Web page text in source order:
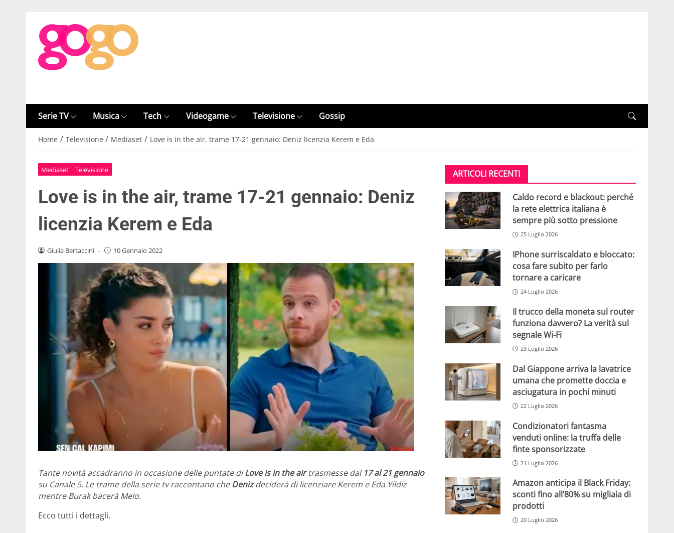
Serie TV Musica Tech Videogame Televisione Gossip
Home / Televisione / Mediaset / Love is in the air, trame 17-21 gennaio: Deniz licenzia Kerem e Eda
Mediaset Televisione
Love is in the air, trame 17-21 gennaio: Deniz
licenzia Kerem e Eda
Giulia Bertaccini - 10 Gennaio 2022
Tante novità accadranno in occasione delle puntate diLove is in the airtrasmesse dal 17 al 21 gennaio
su Canale 5. Le trame della serie tv raccontano cheDenizdeciderà di licenziare Kerem e Eda Yildiz
mentre Burak bacerà Melo.
Ecco tutti i dettagli.
ARTICOLI RECENTI
Caldo record e blackout: perché
la rete elettrica italiana è
sempre più sotto pressione
25 Luglio 2026
IPhone surriscaldato e bloccato:
cosa fare subito per farlo
tornare a caricare
24 Luglio 2026
Il trucco della moneta sul router
funziona davvero? La verità sul
segnale Wi-Fi
23 Luglio 2026
Dal Giappone arriva la lavatrice
umana che promette doccia e
asciugatura in pochi minuti
22 Luglio 2026
Condizionatori fantasma
venduti online: la truffa delle
finte sponsorizzate
21 Luglio 2026
Amazon anticipa il Black Friday:
sconti fino all’80% su migliaia di
prodotti
20 Luglio 2026